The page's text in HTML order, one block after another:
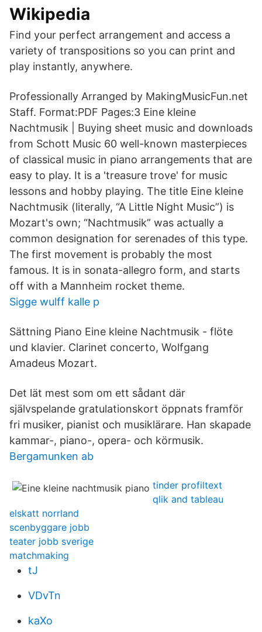
Wikipedia
Find your perfect arrangement and access a
variety of transpositions so you can print and
play instantly, anywhere.
Professionally Arranged by MakingMusicFun.net
Staff. Format:PDF Pages:3 Eine kleine
Nachtmusik | Buying sheet music and downloads
from Schott Music 60 well-known masterpieces
of classical music in piano arrangements that are
easy to play. It is a 'treasure trove' for music
lessons and hobby playing. The title Eine kleine
Nachtmusik (literally, “A Little Night Music”) is
Mozart's own; “Nachtmusik” was actually a
common designation for serenades of this type.
The first movement is probably the most
famous. It is in sonata-allegro form, and starts
off with a Mannheim rocket theme.
Sigge wulff kalle p
Sättning Piano Eine kleine Nachtmusik - flöte
und klavier. Clarinet concerto, Wolfgang
Amadeus Mozart.
Det lät mest som om ett sådant där
självspelande gratulationskort öppnats framför
fri musiker, pianist och musiklärare. Han skapade
kammar-, piano-, opera- och körmusik.
Bergamunken ab
tinder profiltext
qlik and tableau
elskatt norrland
scenbyggare jobb
teater jobb sverige
matchmaking
tJ
VDvTn
kaXo